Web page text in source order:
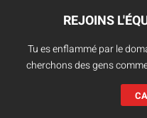
REJOINS
Tu es enflammé par le
cherchons des gens